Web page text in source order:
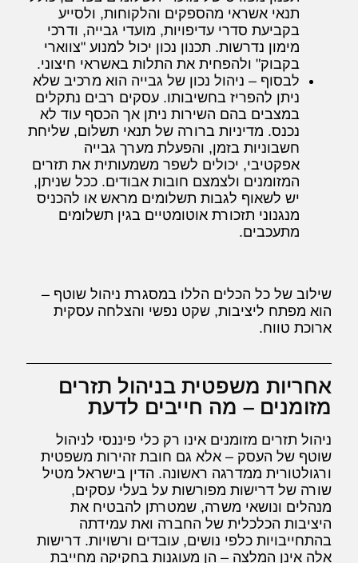
תנאי אשראי מהספקים והלקוחות, ולסייע
בקביעת סדרי עדיפויות, מועדי גבייה, ודרכי
מימון נדרשות. תכנון נכון יכול למנוע "צווארי
בקבוק" ולהפחית את התלות באשראי חיצוני.
לבסוף – ניהול נכון של גבייה הוא מרכיב שלא
ניתן להפריז בחשיבותו. עסקים רבים נתקלים
במצבים בהם השירות ניתן אך הכסף עוד לא
נכנס. מדיניות ברורה של תנאי תשלום, שליחת
חשבוניות בזמן, והפעלת מערך גבייה
אפקטיבי, יכולים לשפר משמעותית את תזרים
המזומנים ולצמצם חובות אבודים. ככל שניתן,
יש לשאוף לגבות תשלומים מראש או להכניס
מנגנוני תזכורת אוטומטיים בגין תשלומים
מתעכבים.
שילוב של כל הכלים הללו במסגרת ניהול שוטף –
הוא מפתח ליציבות, שקט נפשי והצלחה עסקית
ארוכת טווח.
אחריות משפטית בניהול תזרים
מזומנים – מה חייבים לדעת
ניהול תזרים מזומנים אינו רק כלי פיננסי לניהול
שוטף של העסק – אלא גם חובת זהירות משפטית
ורגולטורית ממדרגה ראשונה. הדין בישראל מטיל
שורה של דרישות מפורשות על בעלי עסקים,
מנהלים ונושאי משרה, שמטרתן להבטיח את
היציבות הכלכלית של החברה ואת עמידתה
בהתחייבויות כלפי נושים, עובדים ורשויות. דרישות
אלה אינן המלצה – הן מעוגנות בחקיקה מחייבת